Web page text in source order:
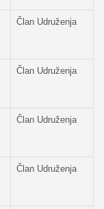
Član Udruženja
Član Udruženja
Član Udruženja
Član Udruženja